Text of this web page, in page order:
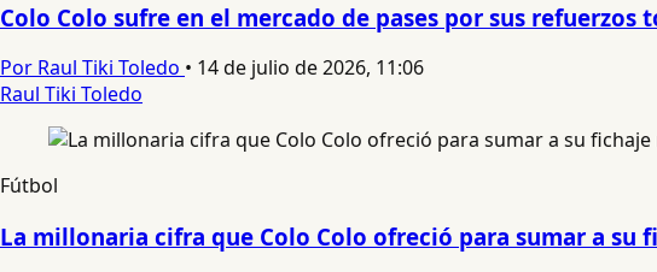
Colo Colo sufre en el mercado de pases por sus
Por Raul Tiki Toledo • 14 de julio de 2026, 11:06
Raul Tiki Toledo
Fútbol
La millonaria cifra que Colo Colo ofreció para sumar a su